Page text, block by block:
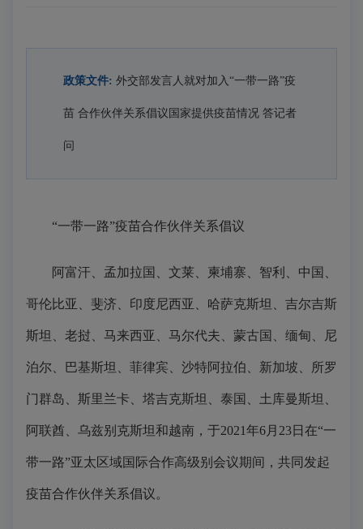
政策文件: 外交部发言人就对加入“一带一路”疫
苗 合作伙伴关系倡议国家提供疫苗情况 答记者
问
“一带一路”疫苗合作伙伴关系倡议
阿富汗、孟加拉国、文莱、柬埔寨、智利、中国、
哥伦比亚、斐济、印度尼西亚、哈萨克斯坦、吉尔吉斯
斯坦、老挝、马来西亚、马尔代夫、蒙古国、缅甸、尼
泊尔、巴基斯坦、菲律宾、沙特阿拉伯、新加坡、所罗
门群岛、斯里兰卡、塔吉克斯坦、泰国、土库曼斯坦、
阿联酋、乌兹别克斯坦和越南，于2021年6月23日在“一
带一路”亚太区域国际合作高级别会议期间，共同发起
疫苗合作伙伴关系倡议。